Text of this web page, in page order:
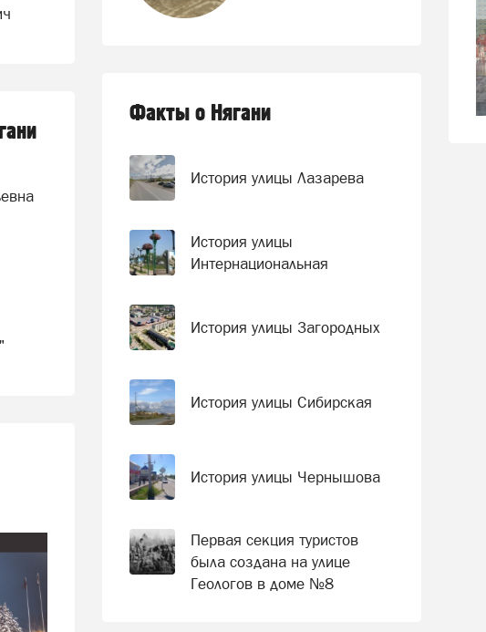
Факты о Нягани
История улицы Лазарева
История улицы
Интернациональная
История улицы Загородных
История улицы Сибирская
История улицы Чернышова
Первая секция туристов
была создана на улице
Геологов в доме №8